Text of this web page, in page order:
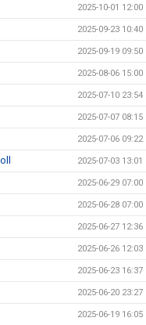
2025-10-01 12:00
2025-09-23 10:40
2025-09-19 09:50
2025-08-06 15:00
2025-07-10 23:54
2025-07-07 08:15
2025-07-06 09:22
2025-07-03 13:01
2025-06-29 07:00
2025-06-28 07:00
2025-06-27 12:36
2025-06-26 12:03
2025-06-23 16:37
2025-06-20 23:27
2025-06-19 16:05